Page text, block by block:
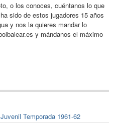
o los conoces, cuéntanos lo que
sido de estos jugadores 15 años
y nos la quieres mandar lo
y mándanos el máximo
Temporada 1961-62